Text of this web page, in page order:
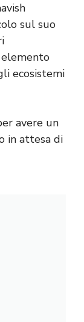
sul suo
elemento
ecosistemi
avere un
in attesa di